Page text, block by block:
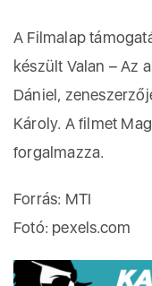
A Filmalap
készült Valan – Az
Dániel,
Károly. A filmet
forgalmazza.
Forrás: MTI
Fotó: pexels.com